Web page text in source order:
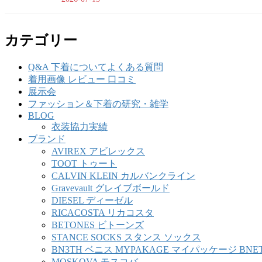
カテゴリー
Q&A 下着についてよくある質問
着用画像 レビュー 口コミ
展示会
ファッション＆下着の研究・雑学
BLOG
衣装協力実績
ブランド
AVIREX アビレックス
TOOT トゥート
CALVIN KLEIN カルバンクライン
Gravevault グレイブボールド
DIESEL ディーゼル
RICACOSTA リカコスタ
BETONES ビトーンズ
STANCE SOCKS スタンス ソックス
BN3TH ベニス MYPAKAGE マイパッケージ